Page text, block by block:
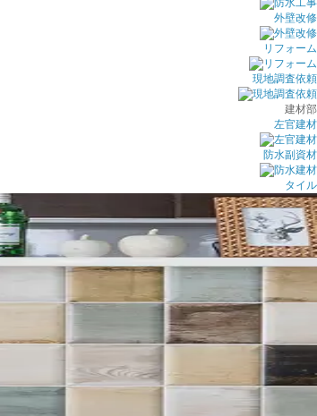
外壁改修
リフォーム
現地調査依頼
建材部
左官建材
防水副資材
タイル